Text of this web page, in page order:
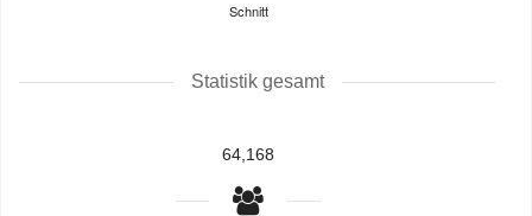
Schnitt
Statistik gesamt
64,168